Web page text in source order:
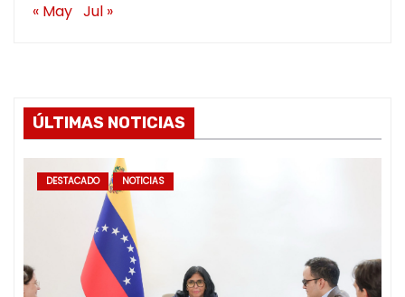
« May Jul »
ÚLTIMAS NOTICIAS
DESTACADO NOTICIAS